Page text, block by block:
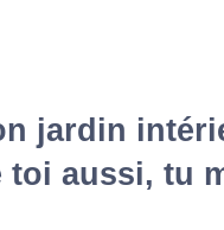
jardin
toi aussi, tu